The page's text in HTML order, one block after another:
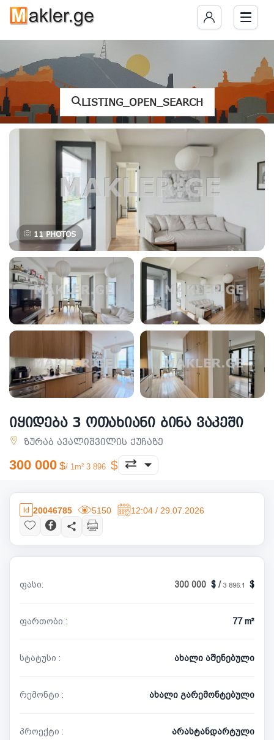
LISTING_OPEN_SEARCH
11PHOTOS
იყიდება 3 ოთახიანი ბინა ვაკეში
ზურაბ ავალიშვილის ქუჩაზე
300 000 / 1m² 3 896
20046785 5150 12:04 / 29.07.2026
ფასი: 300 000 / 3 896.1
ფართობი : 77 m²
სტატუსი : ახალი აშენებული
რემონტი : ახალი გარემონტებული
პროექტი : არასტანდარტული